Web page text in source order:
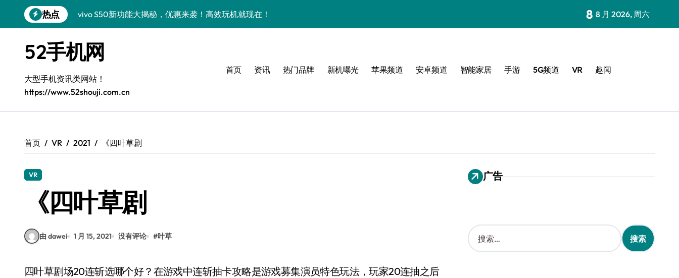
到
热点
vivo S50新功能大揭秘，优惠来袭！高效玩机就现在！
小米17 Pro震撼来袭！超实用功能抢先揭秘，速来围观！
三星Galaxy S26震撼来袭，创新科技亮点一键全掌握！
Galaxy S25 Ultra颜值封神！定制主题潮爆了！
Galaxy S24+惊艳上市，秒变手机美学高手！
Galaxy A56 5G登场，时尚旗舰新体验！
三星Galaxy Z TriFold：三折屏革新，一手掌控未来新体验！
8 8 月 2026, 周六
52手机网
大型手机资讯类网站！
https://www.52shouji.com.cn
首页 资讯 热门品牌 新机曝光 苹果频道 安卓频道 智能家居 手游 5G频道 VR 趣闻
首页 VR 2021 《四叶草剧
VR
《四叶草剧
由 dawei 1 月 15, 2021 没有评论 #叶草
四叶草剧场20连斩选哪个好？在游戏中连斩抽卡攻略是游戏募集演员特色玩法，玩家20连抽之后
广告
搜
索
：